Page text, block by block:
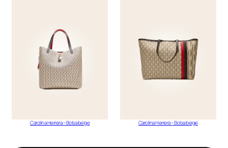
Carolina Herrera – Bolsa beige Carolina Herrera – Bolsa beige